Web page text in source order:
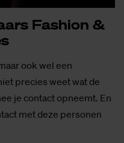
Fas­hi­on &
ook wel een
precies weet wat de
je contact opneemt. En
met deze personen